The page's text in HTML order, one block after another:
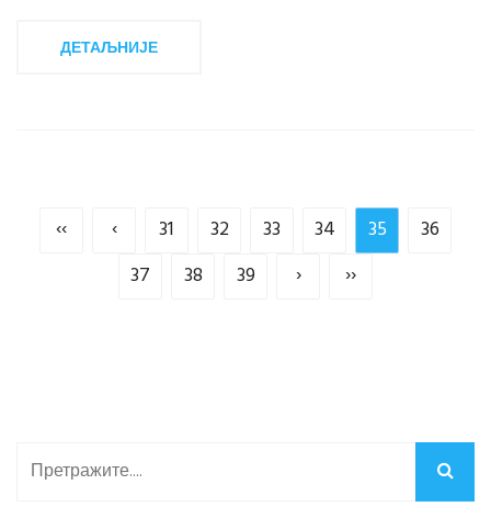
ДЕТАЉНИЈЕ
‹‹ ‹ 31 32 33 34 35
36
37
38 39 › ››